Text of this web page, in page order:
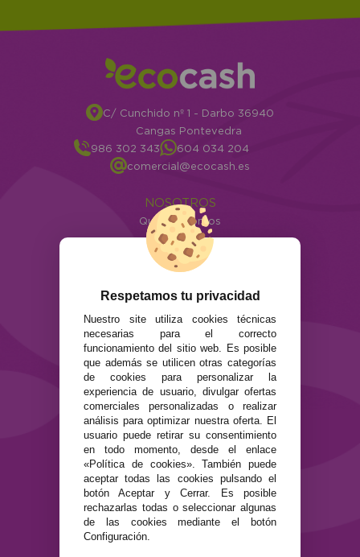
C/ Cunchido nº 1 - Darbo 36940
Cangas Pontevedra
986 302 343
604 034 204
comercial@ecocash.es
NOSOTROS
Quiénes somos
Info
ATENCIÓN AL CLIENTE
Envíos y devoluciones
Preguntas Frecuentes
Contacto
SEGURIDAD Y PRIVACIDAD
Términos y condiciones de uso
Política de privacidad
Política de cookies
Respetamos tu privacidad
Nuestro site utiliza cookies técnicas
necesarias para el correcto
funcionamiento del sitio web. Es posible
que además se utilicen otras categorías
de cookies para personalizar la
experiencia de usuario, divulgar ofertas
comerciales personalizadas o realizar
análisis para optimizar nuestra oferta. El
usuario puede retirar su consentimiento
en todo momento, desde el enlace
«Política de cookies». También puede
aceptar todas las cookies pulsando el
botón Aceptar y Cerrar. Es posible
rechazarlas todas o seleccionar algunas
de las cookies mediante el botón
Configuración.